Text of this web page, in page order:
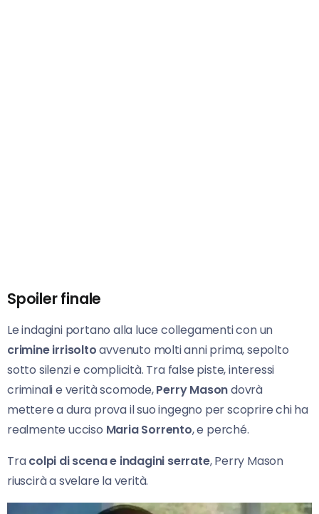
Spoiler finale
Le indagini portano alla luce collegamenti con un
crimine irrisoltoavvenuto molti anni prima, sepolto
sotto silenzi e complicità. Tra false piste, interessi
criminali e verità scomode,Perry Masondovrà
mettere a dura prova il suo ingegno per scoprire chi ha
realmente ucciso Maria Sorrento, e perché.
Tracolpi di scena e indagini serrate, Perry Mason
riuscirà a svelare la verità.